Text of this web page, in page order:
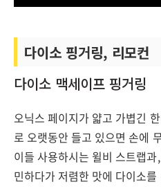
다이소 핑거링, 리모컨
다이소 맥세이프 핑거링
오닉스 페이지가 얇고 가볍긴
로 오랫동안 들고 있으면 손에
이들 사용하시는 윌비 스트랩
민하다가 저렴한 맛에 다이소